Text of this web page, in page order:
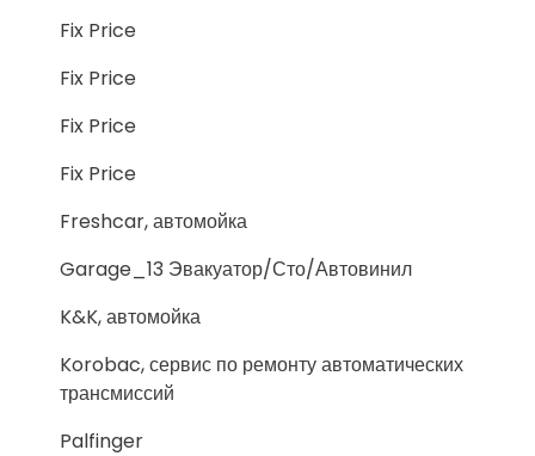
Fix Price
Fix Price
Fix Price
Fix Price
Freshcar, автомойка
Garage_13 Эвакуатор/Сто/Автовинил
K&K, автомойка
Korobac, сервис по ремонту автоматических
трансмиссий
Palfinger